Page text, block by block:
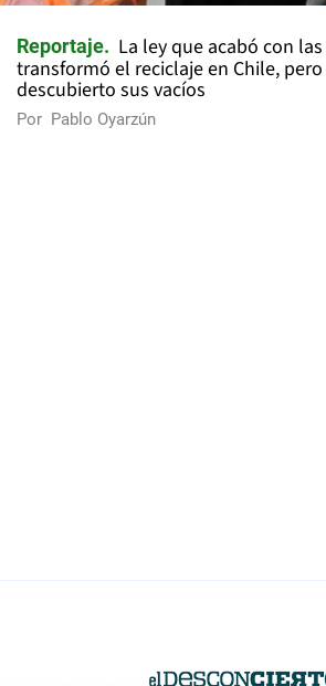
Reportaje
La ley que acabó con
transformó el reciclaje en Chile,
descubierto sus vacíos
Por Pablo Oyarzún